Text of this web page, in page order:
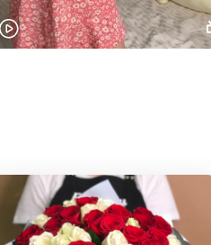
Выберите город
Нижний Новгород
Казань